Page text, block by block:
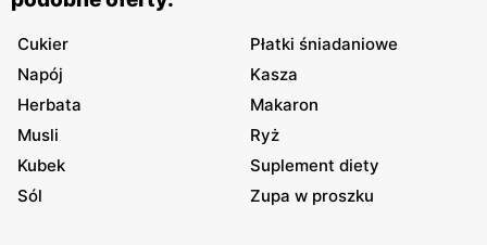
Cukier
Płatki śniadaniowe
Napój
Kasza
Herbata
Makaron
Musli
Ryż
Kubek
Suplement diety
Sól
Zupa w proszku